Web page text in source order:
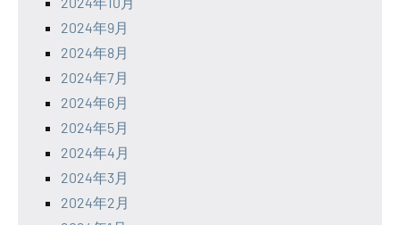
2024年9月
2024年8月
2024年7月
2024年6月
2024年5月
2024年4月
2024年3月
2024年2月